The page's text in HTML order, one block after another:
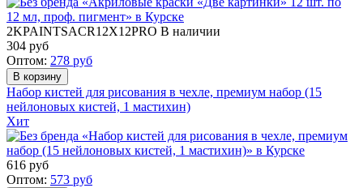
2KPAINTSACR12X12PRO В наличии
304 руб
Оптом: 278 руб
Набор кистей для рисования в чехле, премиум набор (15
нейлоновых кистей, 1 мастихин)
Хит
616 руб
Оптом: 573 руб